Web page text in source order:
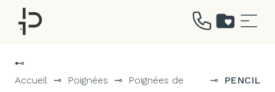
⊷
Accueil ⊸ Poignées ⊸
Poignées de
⊸ PENCIL